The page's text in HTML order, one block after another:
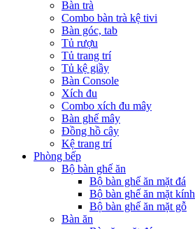
Bàn trà
Combo bàn trà kệ tivi
Bàn góc, tab
Tủ rượu
Tủ trang trí
Tủ kệ giầy
Bàn Console
Xích đu
Combo xích đu mây
Bàn ghế mây
Đồng hồ cây
Kệ trang trí
Phòng bếp
Bộ bàn ghế ăn
Bộ bàn ghế ăn mặt đá
Bộ bàn ghế ăn mặt kính
Bộ bàn ghế ăn mặt gỗ
Bàn ăn